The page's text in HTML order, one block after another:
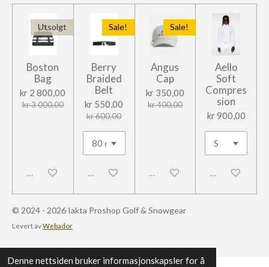
Denne nettsiden bruker informasjonskapsler for å
Utsolgt
Boston
Bag
kr 2 800,00
kr 3 000,00
Frakoblet
Sale!
Berry
Braided
Belt
kr 550,00
kr 600,00
Frakoblet
Sale!
Angus
Cap
kr 350,00
kr 400,00
Frakoblet
Aello
Soft
Compres
sion
kr 900,00
Frakoblet
© 2024 - 2026 Iakta Proshop Golf & Snowgear
Levert avWebador